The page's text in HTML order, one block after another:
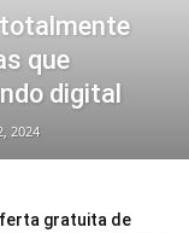
que
digital
2024
gratuita de